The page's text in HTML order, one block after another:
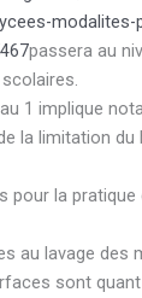
modalites-
passera au
1 implique
la limitation
pour la
au lavage des
sont quant